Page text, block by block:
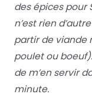
des épices pour
n’est rien
partir de viande
poulet ou
de m’en servir
minute.